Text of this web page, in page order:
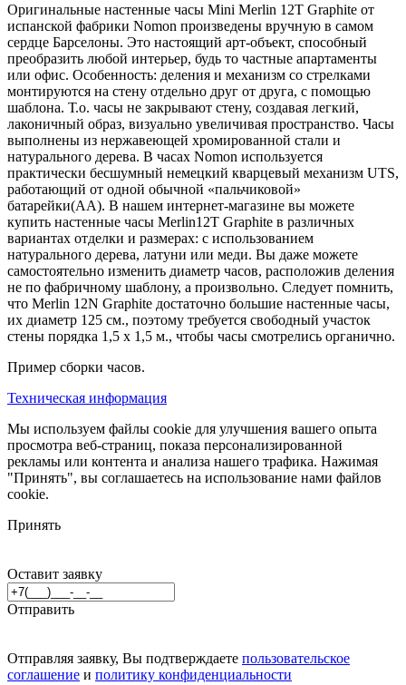
Оригинальные настенные часы Mini Merlin 12T Graphite от
испанской фабрики Nomon произведены вручную в самом
сердце Барселоны. Это настоящий арт-объект, способный
преобразить любой интерьер, будь то частные апартаменты
или офис. Особенность: деления и механизм со стрелками
монтируются на стену отдельно друг от друга, с помощью
шаблона. Т.о. часы не закрывают стену, создавая легкий,
лаконичный образ, визуально увеличивая пространство. Часы
выполнены из нержавеющей хромированной стали и
натурального дерева. В часах Nomon используется
практически бесшумный немецкий кварцевый механизм UTS,
работающий от одной обычной «пальчиковой»
батарейки(AA). В нашем интернет-магазине вы можете
купить настенные часы Merlin12T Graphite в различных
вариантах отделки и размерах: с использованием
натурального дерева, латуни или меди. Вы даже можете
самостоятельно изменить диаметр часов, расположив деления
не по фабричному шаблону, а произвольно. Следует помнить,
что Merlin 12N Graphite достаточно большие настенные часы,
их диаметр 125 см., поэтому требуется свободный участок
стены порядка 1,5 х 1,5 м., чтобы часы смотрелись органично.
Пример сборки часов.
Техническая информация
Мы используем файлы cookie для улучшения вашего опыта
просмотра веб-страниц, показа персонализированной
рекламы или контента и анализа нашего трафика. Нажимая
"Принять", вы соглашаетесь на использование нами файлов
cookie.
Принять
Оставит заявку
Отправить
Отправляя заявку, Вы подтверждаете пользовательское
соглашение и политику конфиденциальности